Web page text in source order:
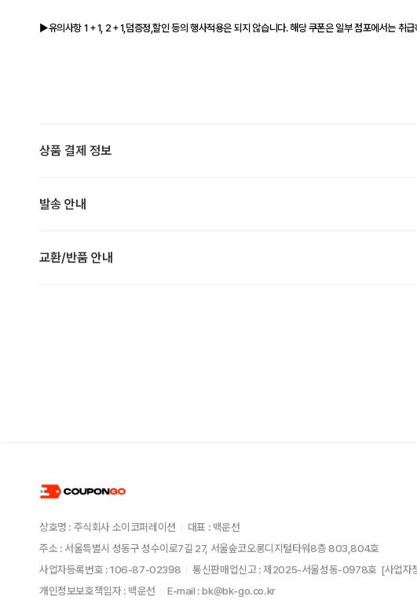
▶유의사항 1＋1, 2＋1,덤증정,할인 등의 행사적용은 되지 않습니다. 해당 쿠폰은 일부 점포에서는 취
상품 결제 정보
발송 안내
교환/반품 안내
상호명 : 주식회사 소이코퍼레이션
대표 : 백운선
주소 : 서울특별시 성동구 성수이로7길 27, 서울숲코오롱디지털타워8층 803,804호
사업자등록번호 : 106-87-02398
통신판매업신고 : 제2025-서울성동-0978호 [사업자
개인정보보호책임자 : 백운선
E-mail : bk@bk-go.co.kr